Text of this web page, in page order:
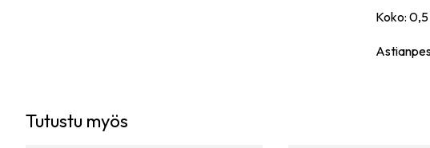
Koko:
Tutustu myös